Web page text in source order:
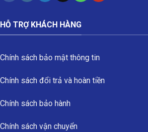
HỖ TRỢ KHÁCH HÀNG
Chính sách bảo mật thông tin
Chính sách đổi trả và hoàn tiền
Chính sách bảo hành
Chính sách vận chuyển